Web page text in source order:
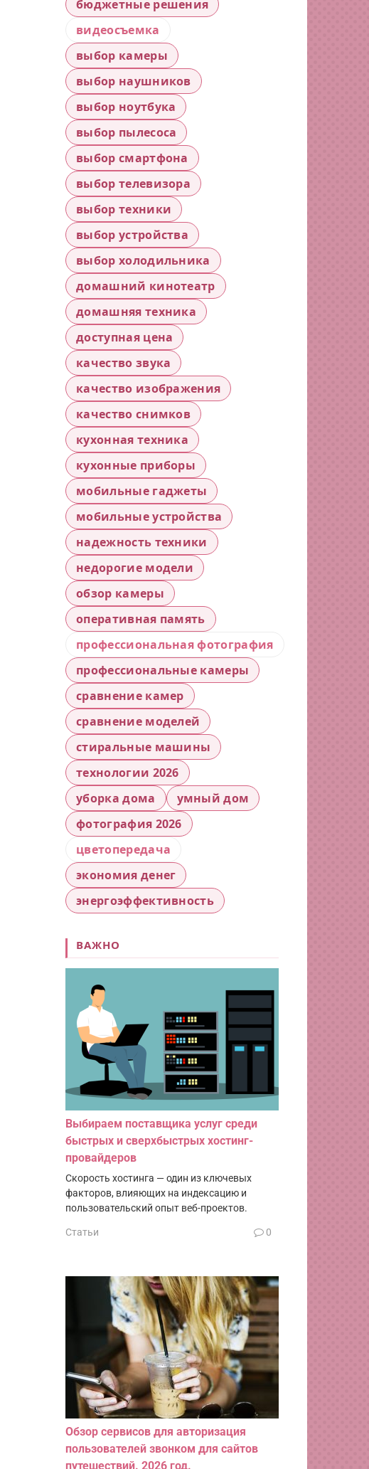
бюджетные решения
видеосъемка
выбор камеры
выбор наушников
выбор ноутбука
выбор пылесоса
выбор смартфона
выбор телевизора
выбор техники
выбор устройства
выбор холодильника
домашний кинотеатр
домашняя техника
доступная цена
качество звука
качество изображения
качество снимков
кухонная техника
кухонные приборы
мобильные гаджеты
мобильные устройства
надежность техники
недорогие модели
обзор камеры
оперативная память
профессиональная фотография
профессиональные камеры
сравнение камер
сравнение моделей
стиральные машины
технологии 2026
уборка дома
умный дом
фотография 2026
цветопередача
экономия денег
энергоэффективность
ВАЖНО
Выбираем поставщика услуг среди
быстрых и сверхбыстрых хостинг-
провайдеров
Скорость хостинга — один из ключевых
факторов, влияющих на индексацию и
пользовательский опыт веб-проектов.
Статьи 0
Обзор сервисов для авторизация
пользователей звонком для сайтов
путешествий. 2026 год.